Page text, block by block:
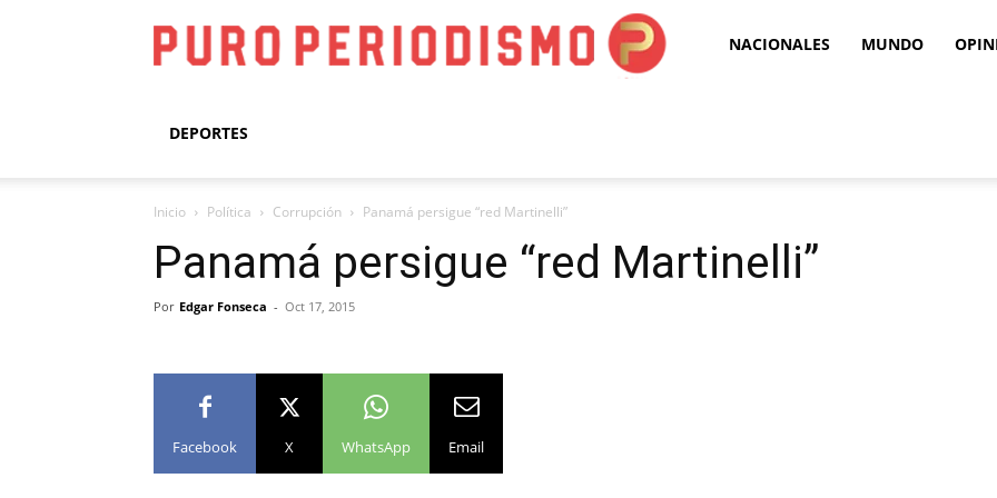
Puro NACIONALES MUNDO
DEPORTES
Inicio Política Corrupción Panamá persigue “red Martinelli”
Panamá persigue “red Martinelli”
Por Edgar Fonseca - Oct 17, 2015
Facebook X WhatsApp Email